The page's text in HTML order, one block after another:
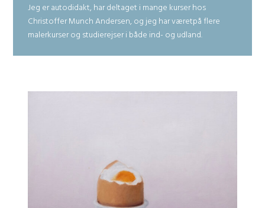
Jeg er autodidakt, har deltaget i mange kurser hos
Christoffer Munch Andersen, og jeg har væretpå flere
malerkurser og studierejser i både ind- og udland.